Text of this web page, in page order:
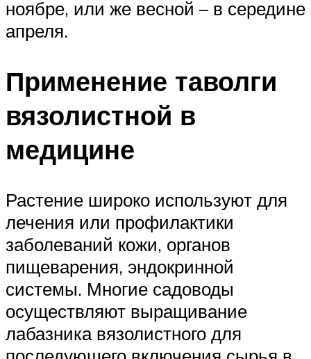
ноябре, или же весной – в середине
апреля.
Применение таволги
вязолистной в
медицине
Растение широко используют для
лечения или профилактики
заболеваний кожи, органов
пищеварения, эндокринной
системы. Многие садоводы
осуществляют выращивание
лабазника вязолистного для